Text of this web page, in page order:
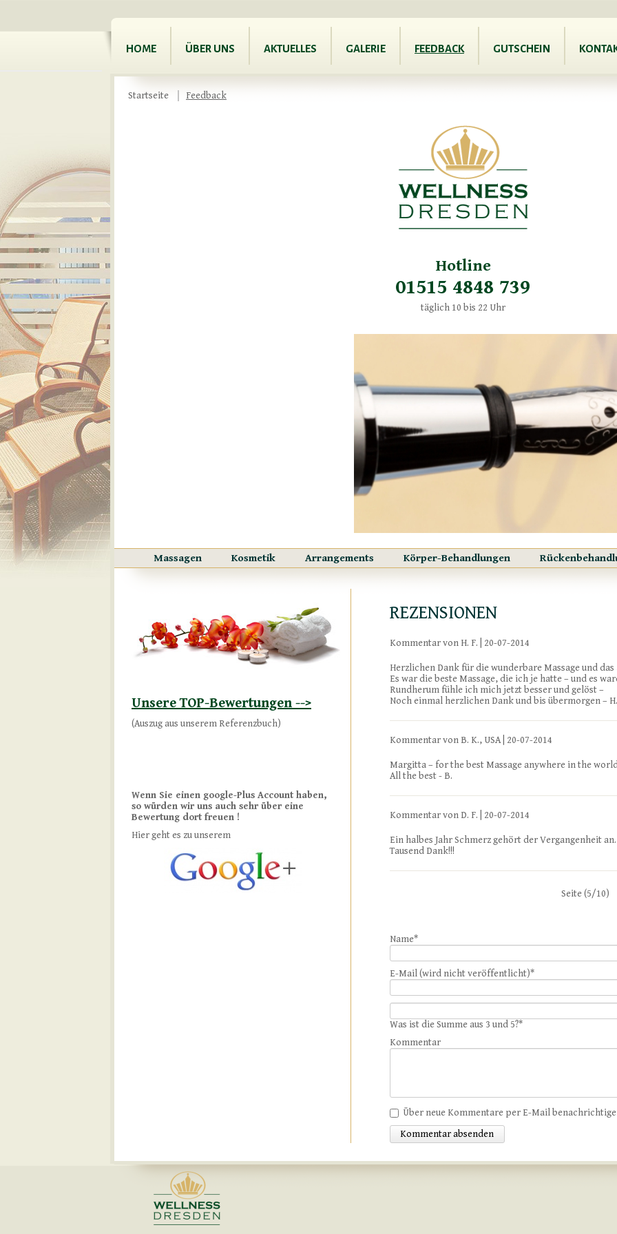
HOME ÜBER UNS AKTUELLES GALERIE FEEDBACK GUTSCHEIN
Startseite Feedback
Hotline
01515 4848 739
täglich 10 bis 22 Uhr
Massagen Kosmetik Arrangements Körper-Behandlungen
Unsere TOP-Bewertungen -->
(Auszug aus unserem Referenzbuch)
Wenn Sie einen google-Plus Account haben,
so würden wir uns auch sehr über eine
Bewertung dort freuen !
Hier geht es zu unserem
REZENSIONEN
Kommentar von H. F. | 20-07-2014
Herzlichen Dank für die wunderbare Massage und
Es war die beste Massage, die ich je hatte – und es
Rundherum fühle ich mich jetzt besser und gelöst –
Noch einmal herzlichen Dank und bis übermorgen –
Kommentar von B. K., USA | 20-07-2014
Margitta – for the best Massage anywhere in the
All the best - B.
Kommentar von D. F. | 20-07-2014
Ein halbes Jahr Schmerz gehört der Vergangenheit
Tausend Dank!!!
Seite (5/10)
Name*
E-Mail (wird nicht veröffentlicht)*
Was ist die Summe aus 3 und 5?*
Kommentar
Über neue Kommentare per E-Mail